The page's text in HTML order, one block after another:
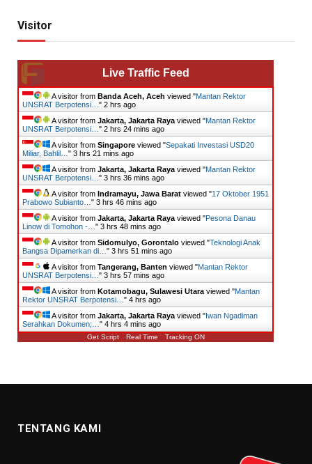
Visitor
Live Traffic Feed
A visitor from Banda Aceh, Aceh viewed "Mantan Rektor
UNSRAT Berpotensi… " 2 hrs ago
A visitor from Jakarta, Jakarta Raya viewed "Mantan Rektor
UNSRAT Berpotensi… " 2 hrs 24 mins ago
A visitor from Singapore viewed "Sepakati Investasi USD20
Miliar, Bahlil… " 3 hrs 21 mins ago
A visitor from Jakarta, Jakarta Raya viewed "Mantan Rektor
UNSRAT Berpotensi… " 3 hrs 36 mins ago
A visitor from Indramayu, Jawa Barat viewed "17 Oktober 1951
Prabowo Subianto… " 3 hrs 46 mins ago
A visitor from Jakarta, Jakarta Raya viewed "Pesona Danau
Linow di Tomohon -… " 3 hrs 49 mins ago
A visitor from Sidomulyo, Gorontalo viewed "Teknologi Anak
Bangsa Dipamerkan di… " 3 hrs 51 mins ago
A visitor from Tangerang, Banten viewed "Mantan Rektor
UNSRAT Berpotensi… " 3 hrs 57 mins ago
A visitor from Kotamobagu, Sulawesi Utara viewed "Mantan
Rektor UNSRAT Berpotensi… " 4 hrs ago
A visitor from Jakarta, Jakarta Raya viewed "Iwan Ngadiman
Serahkan Dokumen;… " 4 hrs 4 mins ago
Get Script Real Time Tracking ON
TENTANG KAMI